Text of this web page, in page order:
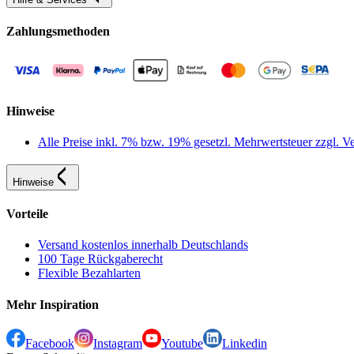
Zahlungsmethoden
Hinweise
Alle Preise inkl. 7% bzw. 19% gesetzl. Mehrwertsteuer zzgl.
Hinweise
Vorteile
Versand kostenlos innerhalb Deutschlands
100 Tage Rückgaberecht
Flexible Bezahlarten
Mehr Inspiration
Facebook Instagram Youtube
Linkedin